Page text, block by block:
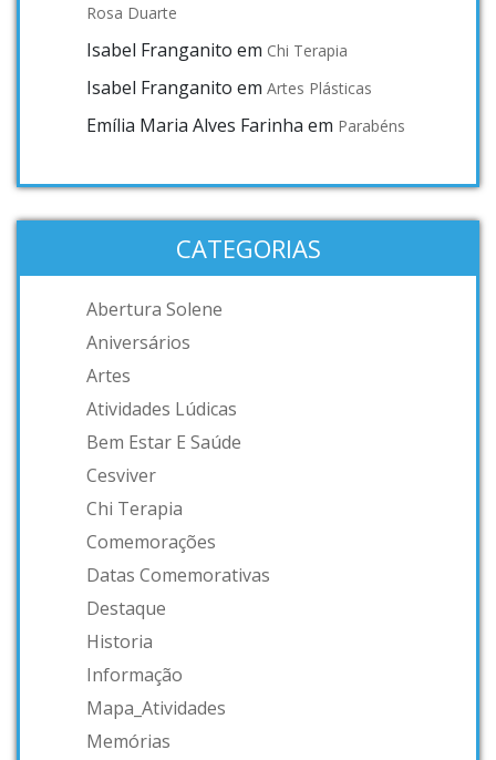
Rosa Duarte
Isabel Franganito em Chi Terapia
Isabel Franganito em Artes Plásticas
Emília Maria Alves Farinha em Parabéns
CATEGORIAS
Abertura Solene
Aniversários
Artes
Atividades Lúdicas
Bem Estar E Saúde
Cesviver
Chi Terapia
Comemorações
Datas Comemorativas
Destaque
Historia
Informação
Mapa_Atividades
Memórias